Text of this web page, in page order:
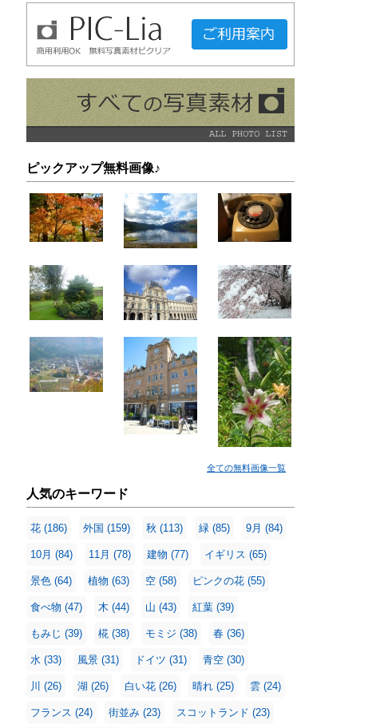
ピックアップ無料画像♪
全ての無料画像一覧
人気のキーワード
花 (186) 外国 (159) 秋 (113) 緑 (85) 9月 (84)
10月 (84) 11月 (78) 建物 (77) イギリス (65)
景色 (64) 植物 (63) 空 (58) ピンクの花 (55)
食べ物 (47) 木 (44) 山 (43) 紅葉 (39)
もみじ (39) 椛 (38) モミジ (38) 春 (36)
水 (33) 風景 (31) ドイツ (31) 青空 (30)
川 (26) 湖 (26) 白い花 (26) 晴れ (25) 雲 (24)
フランス (24) 街並み (23) スコットランド (23)